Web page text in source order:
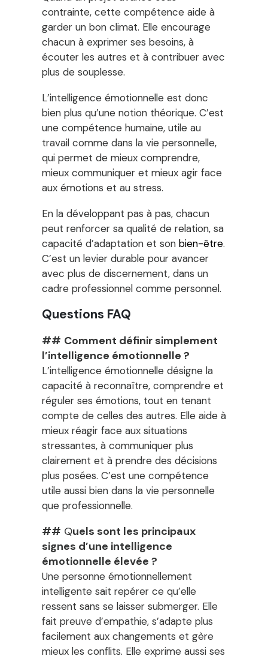
contrainte, cette compétence aide à
garder un bon climat. Elle encourage
chacun à exprimer ses besoins, à
écouter les autres et à contribuer avec
plus de souplesse.
L’intelligence émotionnelle est donc
bien plus qu’une notion théorique. C’est
une compétence humaine, utile au
travail comme dans la vie personnelle,
qui permet de mieux comprendre,
mieux communiquer et mieux agir face
aux émotions et au stress.
En la développant pas à pas, chacun
peut renforcer sa qualité de relation, sa
capacité d’adaptation et son bien-être.
C’est un levier durable pour avancer
avec plus de discernement, dans un
cadre professionnel comme personnel.
Questions FAQ
## Comment définir simplement
l’intelligence émotionnelle ?
L’intelligence émotionnelle désigne la
capacité à reconnaître, comprendre et
réguler ses émotions, tout en tenant
compte de celles des autres. Elle aide à
mieux réagir face aux situations
stressantes, à communiquer plus
clairement et à prendre des décisions
plus posées. C’est une compétence
utile aussi bien dans la vie personnelle
que professionnelle.
## Quels sont les principaux
signes d’une intelligence
émotionnelle élevée ?
Une personne émotionnellement
intelligente sait repérer ce qu’elle
ressent sans se laisser submerger. Elle
fait preuve d’empathie, s’adapte plus
facilement aux changements et gère
mieux les conflits. Elle exprime aussi ses